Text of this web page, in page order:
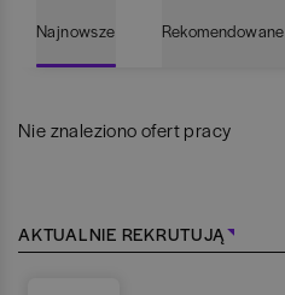
Najnowsze Rekomendowane
Nie znaleziono ofert pracy
AKTUALNIE REKRUTUJĄ